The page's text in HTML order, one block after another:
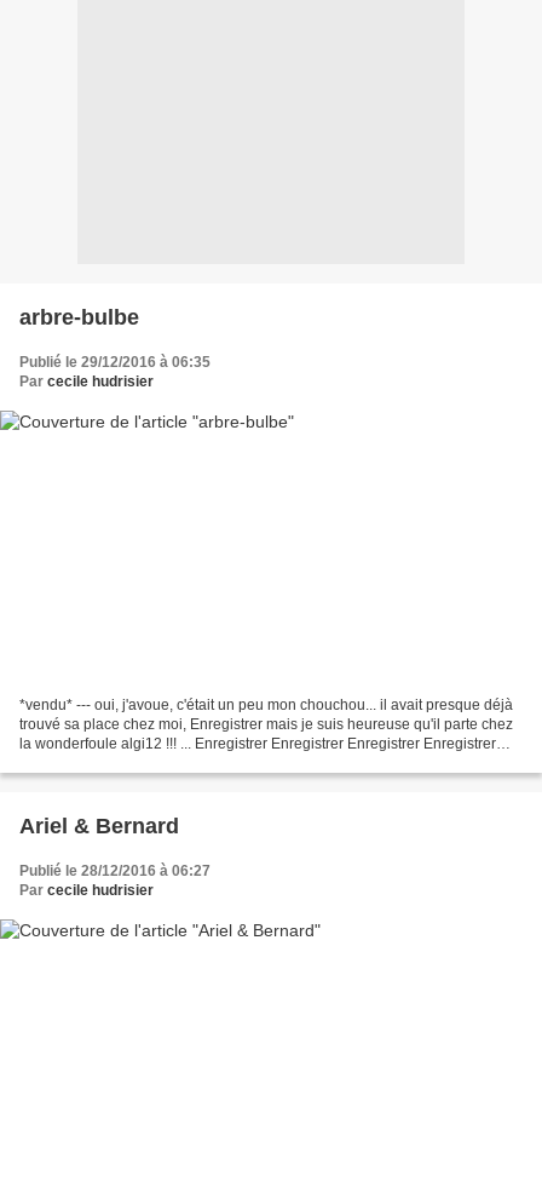
arbre-bulbe
Publié le 29/12/2016 à 06:35
Par cecile hudrisier
*vendu* --- oui, j'avoue, c'était un peu mon chouchou... il avait presque déjà
trouvé sa place chez moi, Enregistrer mais je suis heureuse qu'il parte chez
la wonderfoule algi12 !!! ... Enregistrer Enregistrer Enregistrer Enregistrer
Ariel & Bernard
Publié le 28/12/2016 à 06:27
Par cecile hudrisier